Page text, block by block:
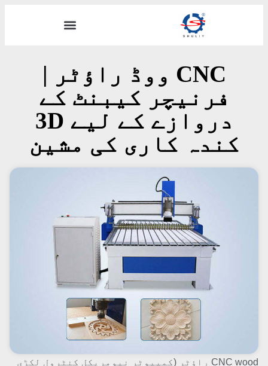
CNC ووڈ راؤٹر |
فرنیچر کیبنٹ کے
دروازے کے لیے 3D
کندہ کاری کی مشین
CNC wood راؤٹر (کمپیوٹر نیومریکل کنٹرول لکڑی